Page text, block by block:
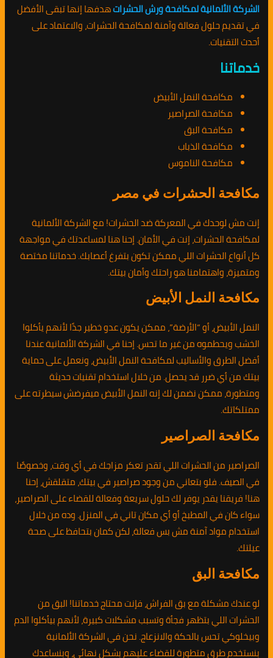
الشركة الألمانية لمكافحة ورش الحشراتهدفها إنها تبقى الأفضل
في تقديم حلول فعالة وآمنة لمكافحة الحشرات، والاعتماد على
أحدث التقنيات.
خدماتنا
مكافحة النمل الأبيض
مكافحة الصراصير
مكافحة البق
مكافحة الذباب
مكافحة الناموس
مكافحة الحشرات في مصر
إنت مش لوحدك في المعركة ضد الحشرات! مع الشركة الألمانية
لمكافحة الحشرات، إنت في الأمان. إحنا هنا لمساعدتك في مواجهة
كل أنواع الحشرات اللي ممكن تكون بتفرغ أعصابك. خدماتنا مختصة
ومتميزة، واهتمامنا هو راحتك وأمان بيتك.
مكافحة النمل الأبيض
النمل الأبيض، أو “الأرضة”، ممكن يكون عدو خطير جدًا لأنهم يأكلوا
الخشب ويحطموه من غير ما تحس. إحنا في الشركة الألمانية عندنا
أفضل الطرق والأساليب لمكافحة النمل الأبيض، ونعمل على حماية
بيتك من أي ضرر قد يحصل. من خلال استخدام تقنيات حديثة
ومتطورة، ممكن نضمن لك إنه النمل الأبيض ميفرضش سيطرته على
ممتلكاتك.
مكافحة الصراصير
الصراصير من الحشرات اللي تقدر تعكر مزاجك في أي وقت، وخصوصًا
في الصيف. فلو بتعاني من وجود صراصير في بيتك، متقلقش، إحنا
هنا! فريقنا يقدر يوفر لك حلول سريعة وفعالة للقضاء على الصراصير،
سواء كان في المطبخ أو أي مكان تاني في المنزل. وده من خلال
استخدام مواد آمنة مش بس فعالة، لكن كمان بتحافظ على صحة
عيلتك.
مكافحة البق
لو عندك مشكلة مع بق الفراش، فإنت محتاج خدماتنا! البق من
الحشرات اللي بتظهر فجأة وتسبب مشكلات كبيرة، لأنهم بيأكلوا الدم
وبيخلوكي تحس بالحكة والانزعاج. نحن في الشركة الألمانية
بنستخدم طرق متطورة للقضاء عليهم بشكل نهائي، وبنساعدك